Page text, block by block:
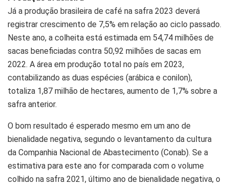
Já a produção brasileira de café na safra 2023 deverá
registrar crescimento de 7,5% em relação ao ciclo passado.
Neste ano, a colheita está estimada em 54,74 milhões de
sacas beneficiadas contra 50,92 milhões de sacas em
2022. A área em produção total no país em 2023,
contabilizando as duas espécies (arábica e conilon),
totaliza 1,87 milhão de hectares, aumento de 1,7% sobre a
safra anterior.
O bom resultado é esperado mesmo em um ano de
bienalidade negativa, segundo o levantamento da cultura
da Companhia Nacional de Abastecimento (Conab). Se a
estimativa para este ano for comparada com o volume
colhido na safra 2021, último ano de bienalidade negativa, o